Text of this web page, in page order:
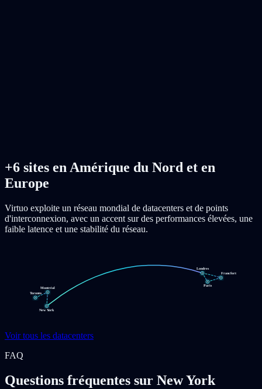
+6 sites en Amérique du Nord et en
Europe
Virtuo exploite un réseau mondial de datacenters et de points
d'interconnexion, avec un accent sur des performances élevées, une
faible latence et une stabilité du réseau.
Montréal
Toronto
New York
Londres
Paris
Francfort
Voir tous les datacenters
FAQ
Questions fréquentes sur New York